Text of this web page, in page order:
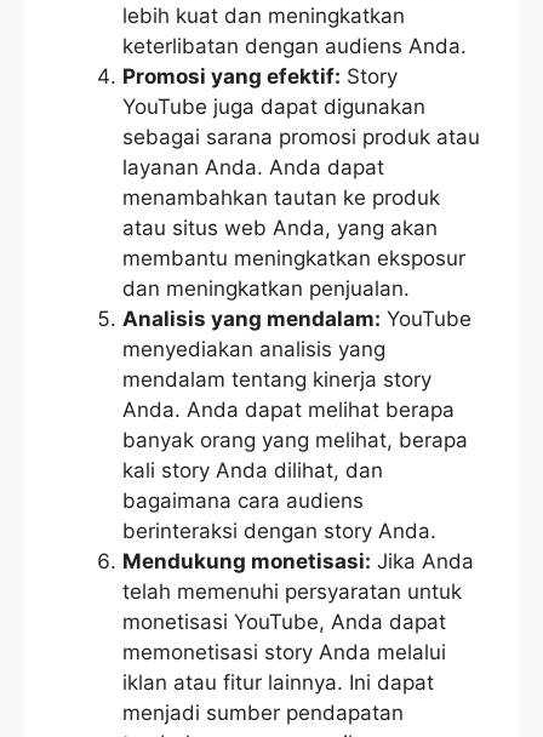
lebih kuat dan meningkatkan
keterlibatan dengan audiens Anda.
Promosi yang efektif: Story
YouTube juga dapat digunakan
sebagai sarana promosi produk atau
layanan Anda. Anda dapat
menambahkan tautan ke produk
atau situs web Anda, yang akan
membantu meningkatkan eksposur
dan meningkatkan penjualan.
Analisis yang mendalam: YouTube
menyediakan analisis yang
mendalam tentang kinerja story
Anda. Anda dapat melihat berapa
banyak orang yang melihat, berapa
kali story Anda dilihat, dan
bagaimana cara audiens
berinteraksi dengan story Anda.
Mendukung monetisasi: Jika Anda
telah memenuhi persyaratan untuk
monetisasi YouTube, Anda dapat
memonetisasi story Anda melalui
iklan atau fitur lainnya. Ini dapat
menjadi sumber pendapatan